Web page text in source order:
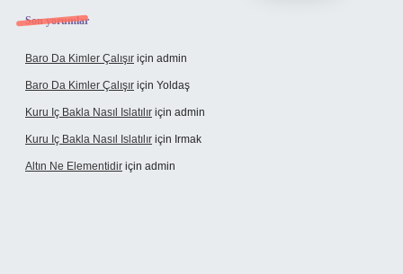
Son yorumlar
Baro Da Kimler Çalışır için admin
Baro Da Kimler Çalışır için Yoldaş
Kuru Iç Bakla Nasıl Islatılır için admin
Kuru Iç Bakla Nasıl Islatılır için Irmak
Altın Ne Elementidir için admin